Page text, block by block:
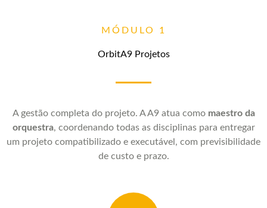
MÓDULO 1
OrbitA9 Projetos
A gestão completa do projeto. A A9 atua como maestro da
orquestra, coordenando todas as disciplinas para entregar
um projeto compatibilizado e executável, com previsibilidade
de custo e prazo.